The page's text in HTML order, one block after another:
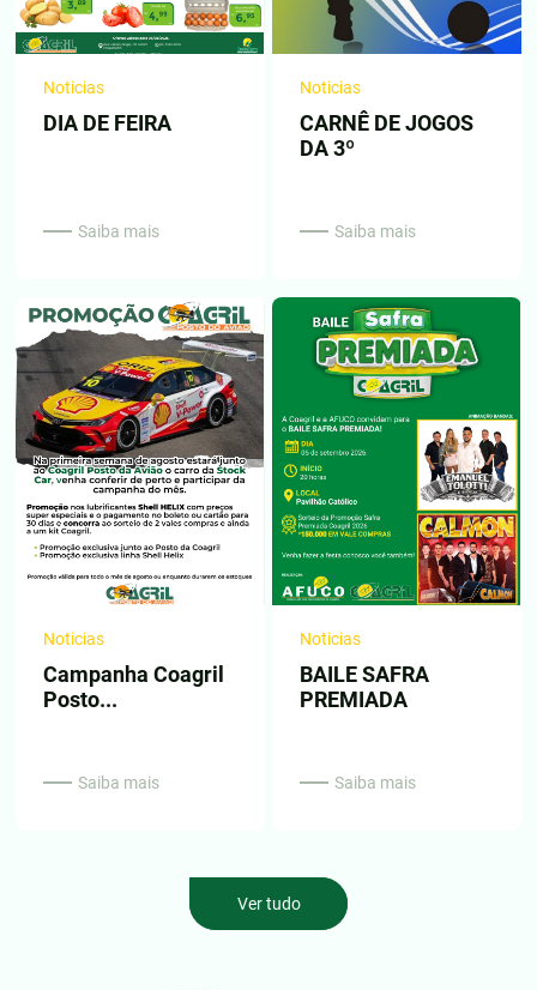
Noticias
DIA DE FEIRA
Saiba mais
Noticias
CARNÊ DE JOGOS
DA 3º
Saiba mais
Noticias
Campanha Coagril
Posto...
Saiba mais
Noticias
BAILE SAFRA
PREMIADA
Saiba mais
Ver tudo